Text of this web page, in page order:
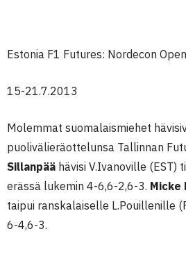
Estonia F1 Futures: Nordecon Open
15-21.7.2013
Molemmat suomalaismiehet
puolivälieräottelunsa Tallinnan
Sillanpää hävisi V.Ivanoville (EST)
erässä lukemin 4-6,6-2,6-3. Micke
taipui ranskalaiselle L.Pouillenille
6-4,6-3.